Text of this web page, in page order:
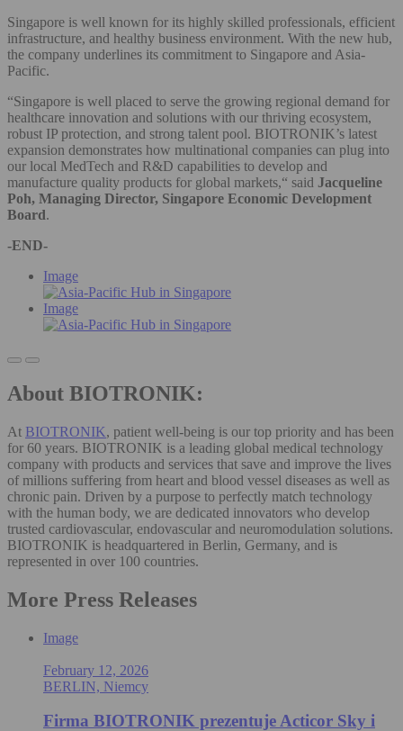
Singapore is well known for its highly skilled professionals, efficient
infrastructure, and healthy business environment. With the new hub,
the company underlines its commitment to Singapore and Asia-
Pacific.
“Singapore is well placed to serve the growing regional demand for
healthcare innovation and solutions with our thriving ecosystem,
robust IP protection, and strong talent pool. BIOTRONIK’s latest
expansion demonstrates how multinational companies can plug into
our local MedTech and R&D capabilities to develop and
manufacture quality products for global markets,“ said Jacqueline
Poh, Managing Director, Singapore Economic Development
Board.
-END-
Image
Image
About BIOTRONIK:
At BIOTRONIK, patient well-being is our top priority and has been
for 60 years. BIOTRONIK is a leading global medical technology
company with products and services that save and improve the lives
of millions suffering from heart and blood vessel diseases as well as
chronic pain. Driven by a purpose to perfectly match technology
with the human body, we are dedicated innovators who develop
trusted cardiovascular, endovascular and neuromodulation solutions.
BIOTRONIK is headquartered in Berlin, Germany, and is
represented in over 100 countries.
More Press Releases
Image
February 12, 2026
BERLIN, Niemcy
Firma BIOTRONIK prezentuje Acticor Sky i